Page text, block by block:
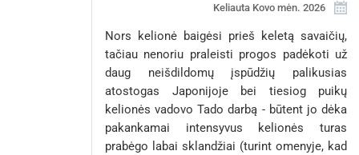
Keliauta Kovo mėn. 2026
Nors kelionė baigėsi prieš keletą savaičių,
tačiau nenoriu praleisti progos padėkoti už
daug neišdildomų įspūdžių palikusias
atostogas Japonijoje bei tiesiog puikų
kelionės vadovo Tado darbą - būtent jo dėka
pakankamai intensyvus kelionės turas
prabėgo labai sklandžiai (turint omenyje, kad